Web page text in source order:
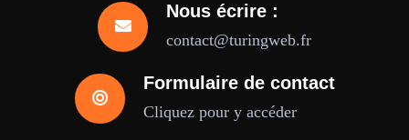
Nous écrire :
contact@turingweb.fr
Formulaire de contact
Cliquez pour y accéder